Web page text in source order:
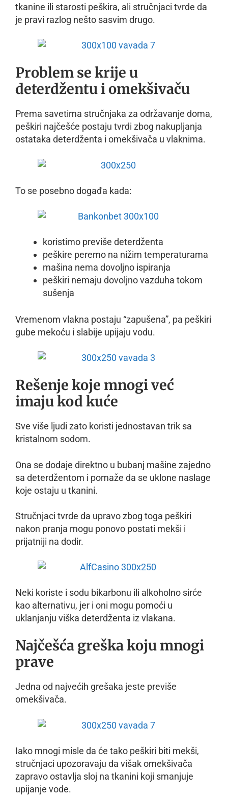
tkanine ili starosti peškira, ali stručnjaci tvrde da
je pravi razlog nešto sasvim drugo.
Problem se krije u
deterdžentu i omekšivaču
Prema savetima stručnjaka za održavanje doma,
peškiri najčešće postaju tvrdi zbog nakupljanja
ostataka deterdženta i omekšivača u vlaknima.
To se posebno događa kada:
koristimo previše deterdženta
peškire peremo na nižim temperaturama
mašina nema dovoljno ispiranja
peškiri nemaju dovoljno vazduha tokom
sušenja
Vremenom vlakna postaju “zapušena”, pa peškiri
gube mekoću i slabije upijaju vodu.
Rešenje koje mnogi već
imaju kod kuće
Sve više ljudi zato koristi jednostavan trik sa
kristalnom sodom.
Ona se dodaje direktno u bubanj mašine zajedno
sa deterdžentom i pomaže da se uklone naslage
koje ostaju u tkanini.
Stručnjaci tvrde da upravo zbog toga peškiri
nakon pranja mogu ponovo postati mekši i
prijatniji na dodir.
Neki koriste i sodu bikarbonu ili alkoholno sirće
kao alternativu, jer i oni mogu pomoći u
uklanjanju viška deterdženta iz vlakana.
Najčešća greška koju mnogi
prave
Jedna od najvećih grešaka jeste previše
omekšivača.
Iako mnogi misle da će tako peškiri biti mekši,
stručnjaci upozoravaju da višak omekšivača
zapravo ostavlja sloj na tkanini koji smanjuje
upijanje vode.